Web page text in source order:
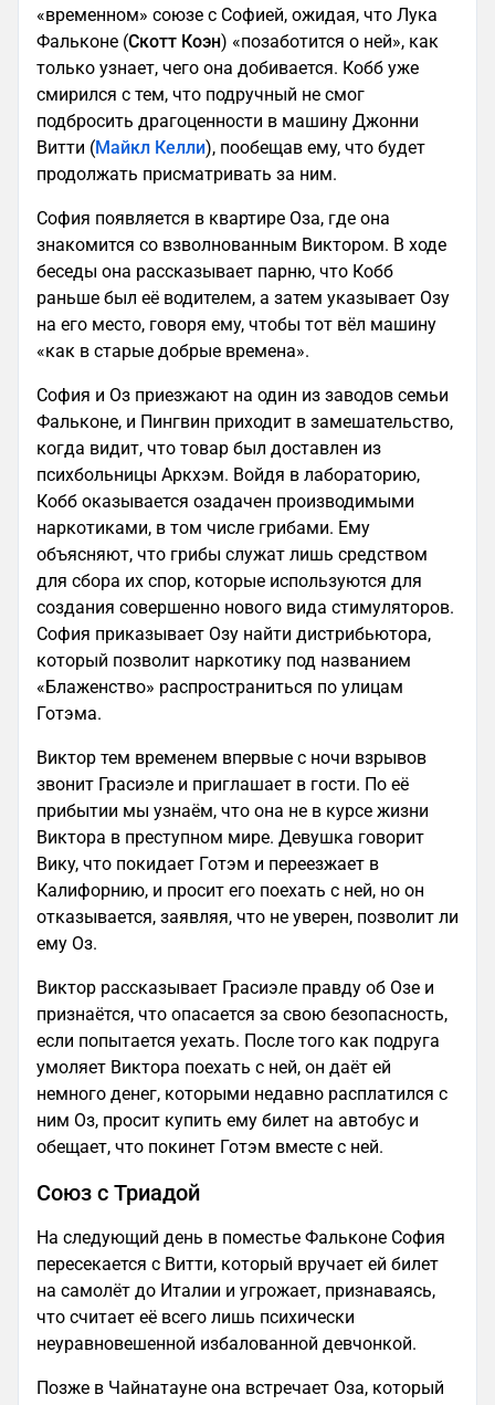
«временном» союзе с Софией, ожидая, что Лука
Фальконе (Скотт Коэн) «позаботится о ней», как
только узнает, чего она добивается. Кобб уже
смирился с тем, что подручный не смог
подбросить драгоценности в машину Джонни
Витти (Майкл Келли), пообещав ему, что будет
продолжать присматривать за ним.
София появляется в квартире Оза, где она
знакомится со взволнованным Виктором. В ходе
беседы она рассказывает парню, что Кобб
раньше был её водителем, а затем указывает Озу
на его место, говоря ему, чтобы тот вёл машину
«как в старые добрые времена».
София и Оз приезжают на один из заводов семьи
Фальконе, и Пингвин приходит в замешательство,
когда видит, что товар был доставлен из
психбольницы Аркхэм. Войдя в лабораторию,
Кобб оказывается озадачен производимыми
наркотиками, в том числе грибами. Ему
объясняют, что грибы служат лишь средством
для сбора их спор, которые используются для
создания совершенно нового вида стимуляторов.
София приказывает Озу найти дистрибьютора,
который позволит наркотику под названием
«Блаженство» распространиться по улицам
Готэма.
Виктор тем временем впервые с ночи взрывов
звонит Грасиэле и приглашает в гости. По её
прибытии мы узнаём, что она не в курсе жизни
Виктора в преступном мире. Девушка говорит
Вику, что покидает Готэм и переезжает в
Калифорнию, и просит его поехать с ней, но он
отказывается, заявляя, что не уверен, позволит ли
ему Оз.
Виктор рассказывает Грасиэле правду об Озе и
признаётся, что опасается за свою безопасность,
если попытается уехать. После того как подруга
умоляет Виктора поехать с ней, он даёт ей
немного денег, которыми недавно расплатился с
ним Оз, просит купить ему билет на автобус и
обещает, что покинет Готэм вместе с ней.
Союз с Триадой
На следующий день в поместье Фальконе София
пересекается с Витти, который вручает ей билет
на самолёт до Италии и угрожает, признаваясь,
что считает её всего лишь психически
неуравновешенной избалованной девчонкой.
Позже в Чайнатауне она встречает Оза, который